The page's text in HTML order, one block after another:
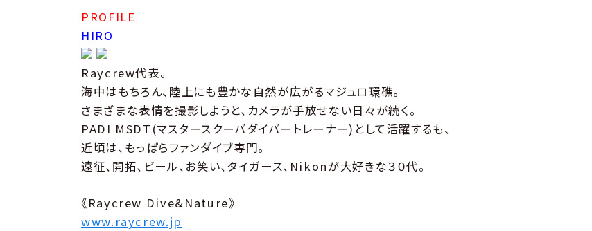
PROFILE
HIRO
Raycrew代表。
海中はもちろん、陸上にも豊かな自然が広がるマジュロ環礁。
さまざまな表情を撮影しようと、カメラが手放せない日々が続く。
PADI MSDT(マスタースクーバダイバートレーナー)として活躍するも、
近頃は、もっぱらファンダイブ専門。
遠征、開拓、ビール、お笑い、タイガース、Nikonが大好きな３０代。
《Raycrew Dive&Nature》
www.raycrew.jp